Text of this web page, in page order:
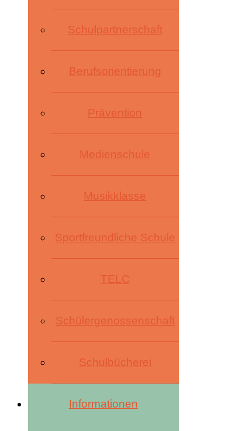
Schulpartnerschaft
Berufsorientierung
Prävention
Medienschule
Musikklasse
Sportfreundliche Schule
TELC
Schülergenossenschaft
Schulbücherei
Informationen